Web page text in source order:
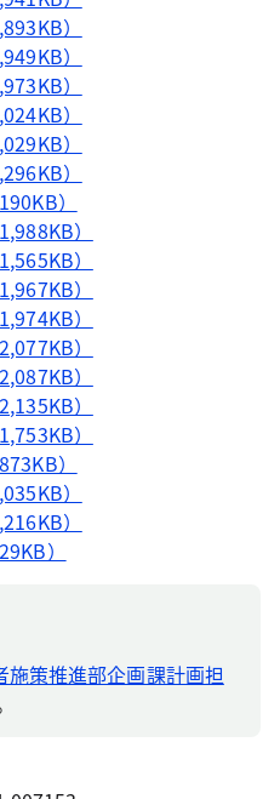
）
）
）
）
）
）
）
）
）
）
）
）
）
）
）
）
）
）
）
施策推進部企画課計画担